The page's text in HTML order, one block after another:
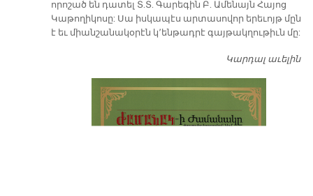
որոշած են դատել Տ.Տ. Գարեգին Բ. Ամենայն Հայոց
Կաթողիկոսը: Սա իսկապէս արտասովոր երեւոյթ մըն
է եւ միանշանակօրէն կ՚ենթադրէ գայթակղութիւն մը:
Կարդալ աւելին